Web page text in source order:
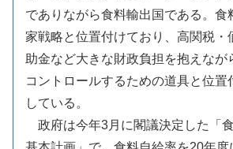
でありながら食料輸出国である。食
家戦略と位置付けており、高関税・
助金など大きな財政負担を抱えなが
コントロールするための道具と位置
している。
政府は今年3月に閣議決定した「